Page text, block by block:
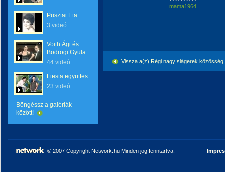
Pusztai Eta
3 videó
Voith Ági és
Bodrogi Gyula
44 videó
Fiesta együttes
23 videó
Böngéssz a galériák
között!
mama1964
Vissza a(z) Régi nagy slágerek
© 2007 Copyright Network.hu Minden jog fenntartva.